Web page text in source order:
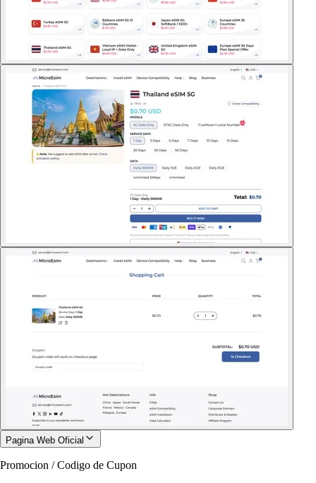
Pagina Web Oficial
Promocion / Codigo de Cupon